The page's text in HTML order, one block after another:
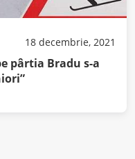
18 decembrie, 2021
pârtia Bradu s-a